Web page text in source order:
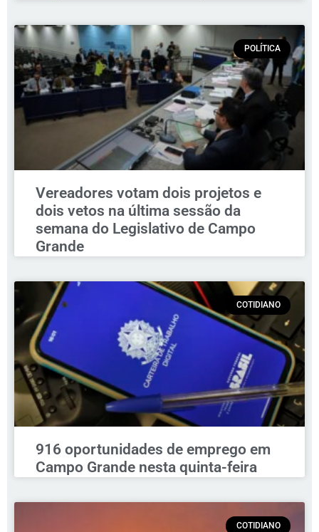
POLÍTICA
Vereadores votam dois projetos e
dois vetos na última sessão da
semana do Legislativo de Campo
Grande
COTIDIANO
916 oportunidades de emprego em
Campo Grande nesta quinta-feira
COTIDIANO